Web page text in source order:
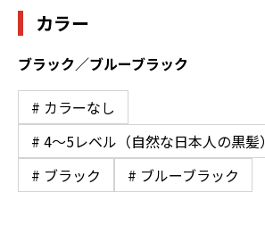
カラー
ブラック／ブルーブラック
# カラーなし
# 4〜5レベル（自然な日本人の黒髪）
# ブラック
# ブルーブラック